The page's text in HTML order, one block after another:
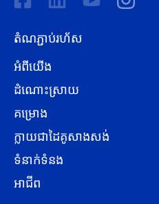
តំណភ្ជាប់រហ័ស
អំពីយើង
ដំណោះស្រាយ
គម្រោង
ក្លាយជាដៃគូសាងសង់
ទំនាក់ទំនង
អាជីព